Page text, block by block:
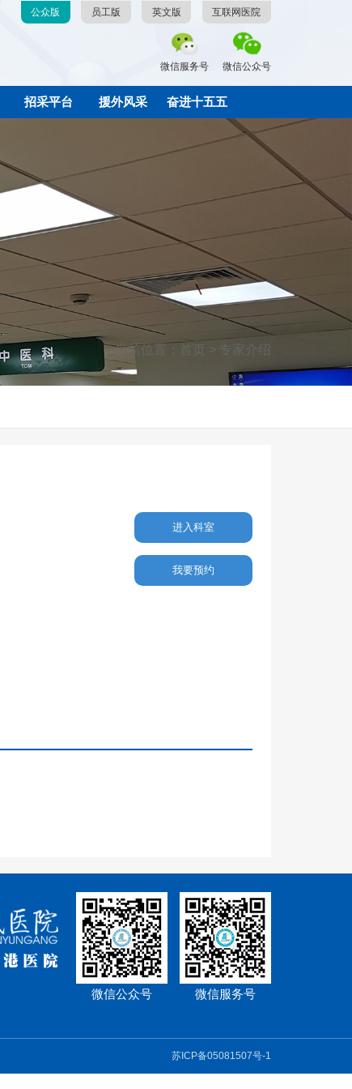
公众版 员工版 英文版 互联网医院
微信服务号 微信公众号
招采平台 援外风采 奋进十五五
当前位置：首页 > 专家介绍
进入科室
我要预约
微信公众号 微信服务号
苏ICP备05081507号-1